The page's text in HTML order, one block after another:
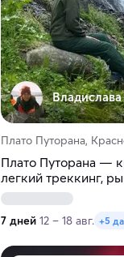
Владислава
Плато Путорана,
Плато Путорана —
легкий треккинг,
7 дней 12 – 18 авг. +5